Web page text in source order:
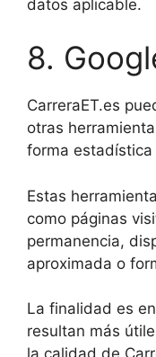
datos aplicable.
8.
CarreraET.es
otras
forma
Estas
como páginas
permanencia,
aproximada o
La finalidad es
resultan más
la calidad de